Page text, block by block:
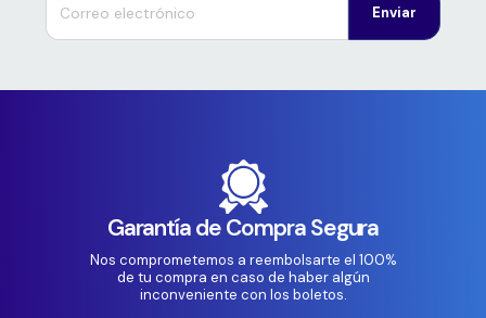
Enviar
Garantía de Compra Segura
Nos comprometemos a reembolsarte el 100%
de tu compra en caso de haber algún
inconveniente con los boletos.